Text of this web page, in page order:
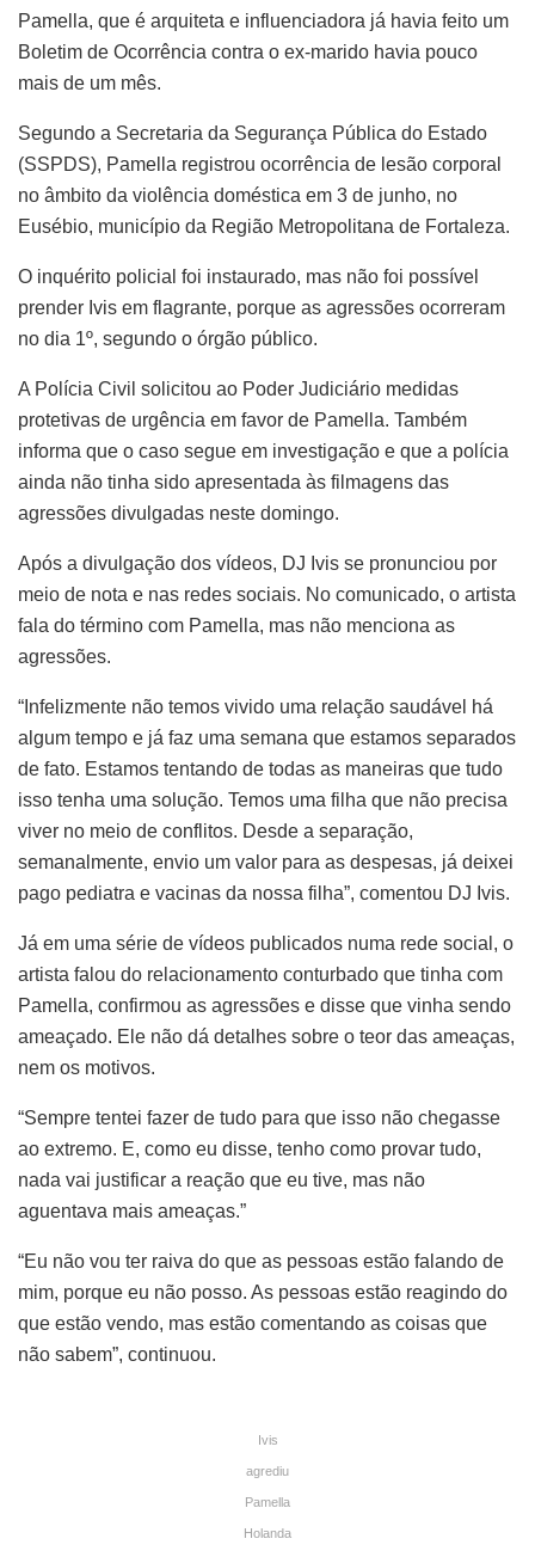
Pamella, que é arquiteta e influenciadora já havia feito um
Boletim de Ocorrência contra o ex-marido havia pouco
mais de um mês.
Segundo a Secretaria da Segurança Pública do Estado
(SSPDS), Pamella registrou ocorrência de lesão corporal
no âmbito da violência doméstica em 3 de junho, no
Eusébio, município da Região Metropolitana de Fortaleza.
O inquérito policial foi instaurado, mas não foi possível
prender Ivis em flagrante, porque as agressões ocorreram
no dia 1º, segundo o órgão público.
A Polícia Civil solicitou ao Poder Judiciário medidas
protetivas de urgência em favor de Pamella. Também
informa que o caso segue em investigação e que a polícia
ainda não tinha sido apresentada às filmagens das
agressões divulgadas neste domingo.
Após a divulgação dos vídeos, DJ Ivis se pronunciou por
meio de nota e nas redes sociais. No comunicado, o artista
fala do término com Pamella, mas não menciona as
agressões.
“Infelizmente não temos vivido uma relação saudável há
algum tempo e já faz uma semana que estamos separados
de fato. Estamos tentando de todas as maneiras que tudo
isso tenha uma solução. Temos uma filha que não precisa
viver no meio de conflitos. Desde a separação,
semanalmente, envio um valor para as despesas, já deixei
pago pediatra e vacinas da nossa filha”, comentou DJ Ivis.
Já em uma série de vídeos publicados numa rede social, o
artista falou do relacionamento conturbado que tinha com
Pamella, confirmou as agressões e disse que vinha sendo
ameaçado. Ele não dá detalhes sobre o teor das ameaças,
nem os motivos.
“Sempre tentei fazer de tudo para que isso não chegasse
ao extremo. E, como eu disse, tenho como provar tudo,
nada vai justificar a reação que eu tive, mas não
aguentava mais ameaças.”
“Eu não vou ter raiva do que as pessoas estão falando de
mim, porque eu não posso. As pessoas estão reagindo do
que estão vendo, mas estão comentando as coisas que
não sabem”, continuou.
Ivis
agrediu
Pamella
Holanda